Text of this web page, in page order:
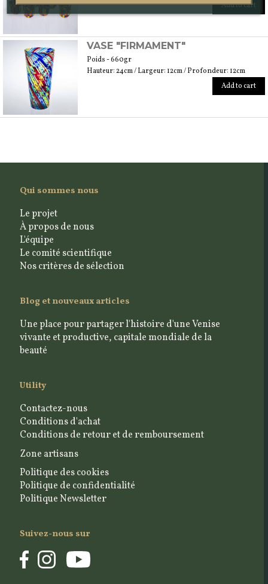
Add to cart
VASE "FIRMAMENT"
Poids - 660gr
Hauteur: 24cm / Largeur: 12cm / Profondeur: 12cm
Add to cart
Qui sommes nous
Le projet
À propos de nous
L'équipe
Le comité scientifique
Nos critères de sélection
Blog et nouveaux articles
Une place pour partager l'histoire d'une Venise
vivante et productive, capitale mondiale de la
beauté
Utility
Contactez-nous
Conditions d'achat
Conditions de retour et de remboursement
Zone artisans
Politique des cookies
Politique de confidentialité
Politique Newsletter
Suivez-nous sur